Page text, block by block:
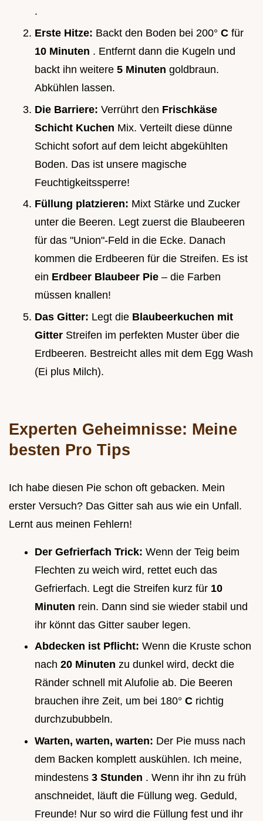
.
Erste Hitze: Backt den Boden bei 200° C für
10 Minuten . Entfernt dann die Kugeln und
backt ihn weitere 5 Minuten goldbraun.
Abkühlen lassen.
Die Barriere: Verrührt den Frischkäse
Schicht Kuchen Mix. Verteilt diese dünne
Schicht sofort auf dem leicht abgekühlten
Boden. Das ist unsere magische
Feuchtigkeitssperre!
Füllung platzieren: Mixt Stärke und Zucker
unter die Beeren. Legt zuerst die Blaubeeren
für das "Union"-Feld in die Ecke. Danach
kommen die Erdbeeren für die Streifen. Es ist
ein Erdbeer Blaubeer Pie – die Farben
müssen knallen!
Das Gitter: Legt die Blaubeerkuchen mit
Gitter Streifen im perfekten Muster über die
Erdbeeren. Bestreicht alles mit dem Egg Wash
(Ei plus Milch).
Experten Geheimnisse: Meine
besten Pro Tips
Ich habe diesen Pie schon oft gebacken. Mein
erster Versuch? Das Gitter sah aus wie ein Unfall.
Lernt aus meinen Fehlern!
Der Gefrierfach Trick: Wenn der Teig beim
Flechten zu weich wird, rettet euch das
Gefrierfach. Legt die Streifen kurz für 10
Minuten rein. Dann sind sie wieder stabil und
ihr könnt das Gitter sauber legen.
Abdecken ist Pflicht: Wenn die Kruste schon
nach 20 Minuten zu dunkel wird, deckt die
Ränder schnell mit Alufolie ab. Die Beeren
brauchen ihre Zeit, um bei 180° C richtig
durchzububbeln.
Warten, warten, warten: Der Pie muss nach
dem Backen komplett auskühlen. Ich meine,
mindestens 3 Stunden . Wenn ihr ihn zu früh
anschneidet, läuft die Füllung weg. Geduld,
Freunde! Nur so wird die Füllung fest und ihr